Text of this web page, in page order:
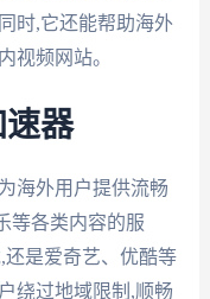
时,它还能帮助海外
视频网站。
速器
海外用户提供流畅
等各类内容的服
还是爱奇艺、优酷等
绕过地域限制,顺畅